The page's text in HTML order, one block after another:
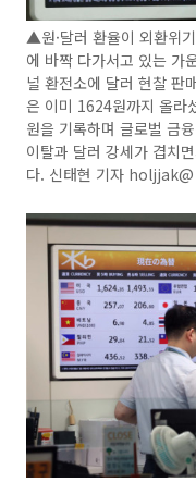
▲원·달러 환율이 외환위
에 바짝 다가서고 있는 가
널 환전소에 달러 현찰 판
은 이미 1624원까지 올라
원을 기록하며 글로벌 금
이탈과 달러 강세가 겹치
다. 신태현 기자 holjjak@